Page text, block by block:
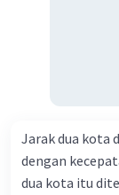
Jarak dua kota
dengan
dua kota itu